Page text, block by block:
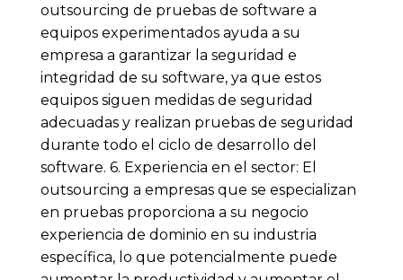
outsourcing de pruebas de software a
equipos experimentados ayuda a su
empresa a garantizar la seguridad e
integridad de su software, ya que estos
equipos siguen medidas de seguridad
adecuadas y realizan pruebas de seguridad
durante todo el ciclo de desarrollo del
software. 6. Experiencia en el sector: El
outsourcing a empresas que se especializan
en pruebas proporciona a su negocio
experiencia de dominio en su industria
específica, lo que potencialmente puede